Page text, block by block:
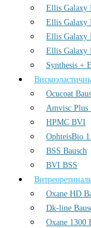
Ellis Galaxy
Ellis Galaxy
Ellis Galaxy
Ellis Galaxy
Synthesis +
Ocucoat
Amvisc Plus
HPMC BVI
OphteisBio
BSS Bausch
BVI BSS
Oxane HD
Dk-line
Oxane 1300